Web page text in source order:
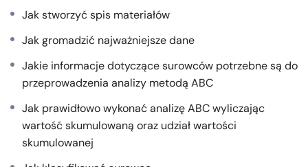
1.Planowanie zapasów
Prognozowanie popytu:Ocena przyszłego
zapotrzebowania na produkty lub surowce, co
pozwala na lepsze planowanie zapasów.
powinny być produkowane określone produkty, aby
zaspokoić przewidywany popyt.
2. Kontrola zapasów
Jak stworzyć spis materiałów
Jak gromadzić najważniejsze dane
Jakie informacje dotyczące surowców potrzebne są do
przeprowadzenia analizy metodą ABC
Jak prawidłowo wykonać analizę ABC wyliczając
wartość skumulowaną oraz udział wartości
skumulowanej